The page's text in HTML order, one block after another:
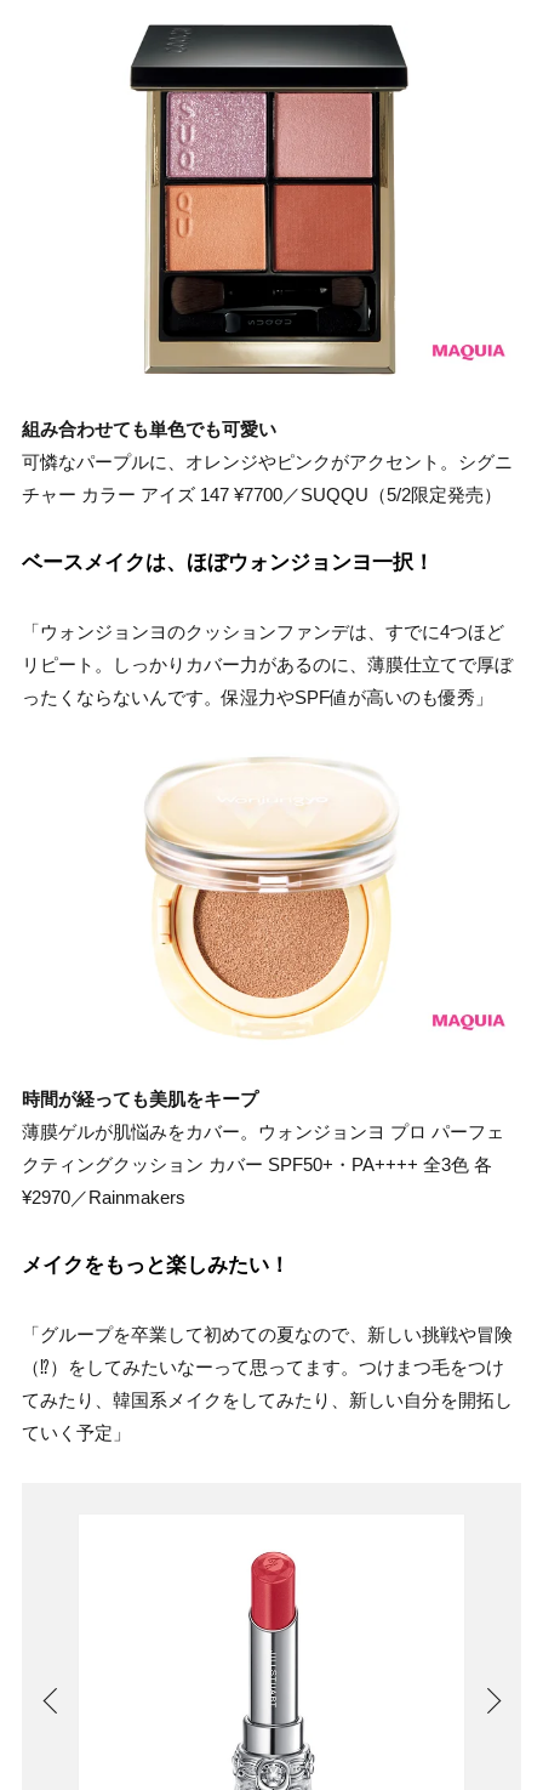
組み合わせても単色でも可愛い
可憐なパープルに、オレンジやピンクがアクセント。シグニ
チャー カラー アイズ 147 ¥7700／SUQQU（5/2限定発売）
ベースメイクは、ほぼウォンジョンヨ一択！
「ウォンジョンヨのクッションファンデは、すでに4つほど
リピート。しっかりカバー力があるのに、薄膜仕立てで厚ぼ
ったくならないんです。保湿力やSPF値が高いのも優秀」
時間が経っても美肌をキープ
薄膜ゲルが肌悩みをカバー。ウォンジョンヨ プロ パーフェ
クティングクッション カバー SPF50+・PA++++ 全3色 各
¥2970／Rainmakers
メイクをもっと楽しみたい！
「グループを卒業して初めての夏なので、新しい挑戦や冒険
（⁉）をしてみたいなーって思ってます。つけまつ毛をつけ
てみたり、韓国系メイクをしてみたり、新しい自分を開拓し
ていく予定」